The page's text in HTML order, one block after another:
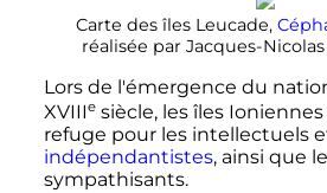
Carte des îles Leucade,
réalisée par Jacques-
Lors de l'émergence du
XVIIIe siècle, les îles
refuge pour les intellectuels
indépendantistes, ainsi que
sympathisants.